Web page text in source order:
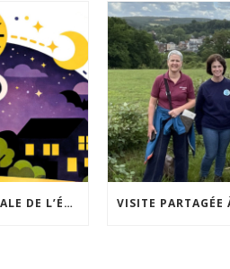
ACCEPTABILITÉ SOCIALE DE L’ÉCLAIRAGE NOCTURNE : LE REPLAY EST DISPONIBLE